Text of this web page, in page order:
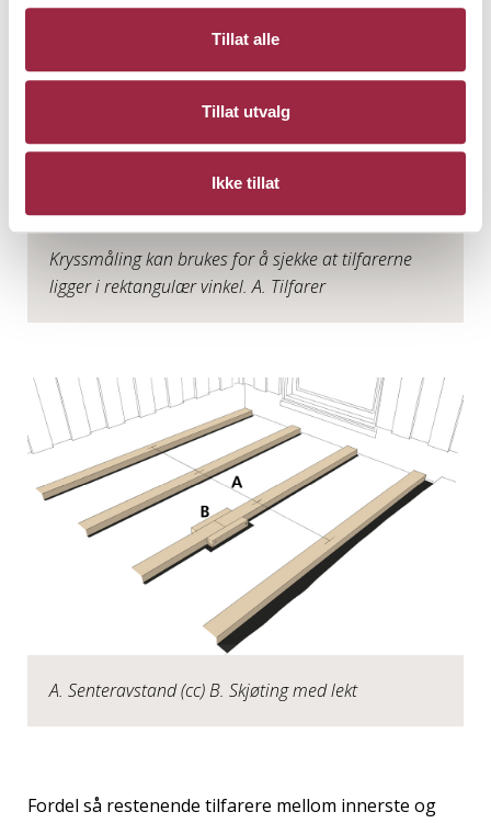
Tillat alle
Tillat utvalg
Ikke tillat
Kryssmåling kan brukes for å sjekke at tilfarerne
ligger i rektangulær vinkel. A. Tilfarer
A. Senteravstand (cc) B. Skjøting med lekt
Fordel så restenende tilfarere mellom innerste og